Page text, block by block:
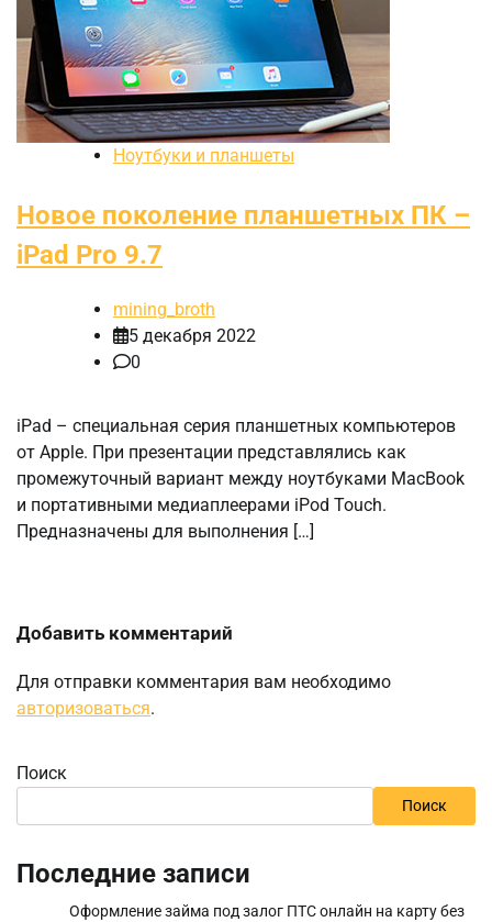
Ноутбуки и планшеты
Новое поколение планшетных ПК –
iPad Pro 9.7
mining_broth
5 декабря 2022
0
iPad – специальная серия планшетных компьютеров
от Apple. При презентации представлялись как
промежуточный вариант между ноутбуками MacBook
и портативными медиаплеерами iPod Touch.
Предназначены для выполнения […]
Добавить комментарий
Для отправки комментария вам необходимо
авторизоваться.
Поиск
Поиск
Последние записи
Оформление займа под залог ПТС онлайн на карту без